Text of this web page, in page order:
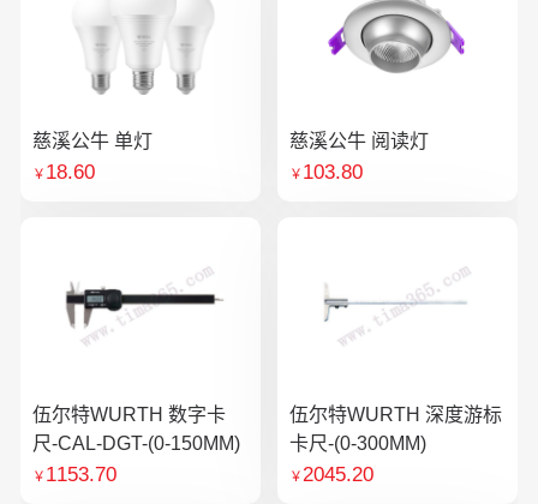
慈溪公牛 单灯
￥ 18.60
慈溪公牛 阅读灯
￥ 103.80
伍尔特WURTH 数字卡
尺-CAL-DGT-(0-150MM)
￥ 1153.70
伍尔特WURTH 深度游标
卡尺-(0-300MM)
￥2045.20